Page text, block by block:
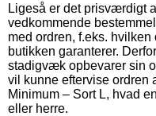
Ligeså er det prisværdigt
vedkommende
med ordren, f.eks.
butikken garanterer.
stadigvæk opbevarer sin
vil kunne eftervise ordren
Minimum – Sort L, hvad
eller herre.